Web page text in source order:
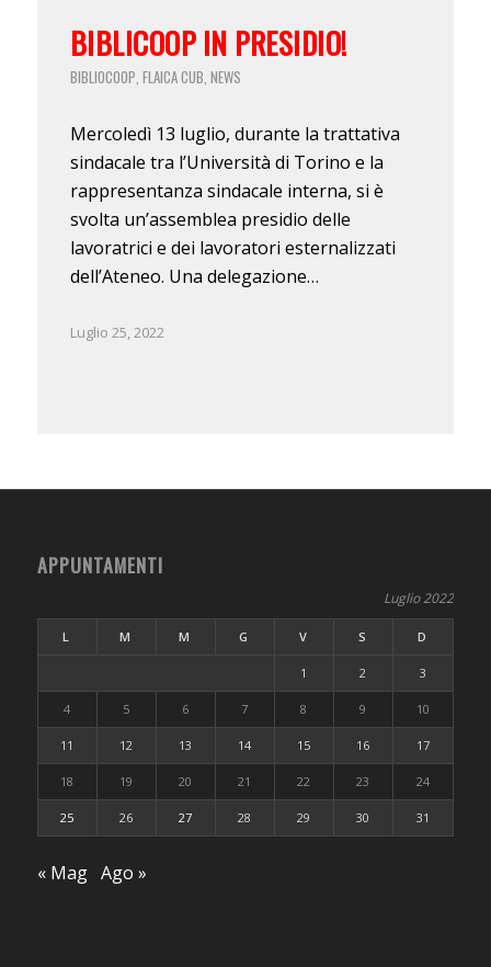
BIBLICOOP IN PRESIDIO!
BIBLIOCOOP FLAICA CUB NEWS
Mercoledì 13 luglio, durante la trattativa
sindacale tra l’Università di Torino e la
rappresentanza sindacale interna, si è
svolta un’assemblea presidio delle
lavoratrici e dei lavoratori esternalizzati
dell’Ateneo. Una delegazione…
Luglio 25, 2022
APPUNTAMENTI
Luglio 2022
L M M G V S D
1 2 3
4 5 6 7 8 9 10
11 12 13 14 15 16 17
18 19 20 21 22 23 24
25 26 27 28 29 30 31
« Mag Ago »